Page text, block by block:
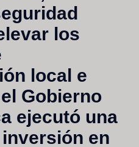
los
local e
Gobierno
ejecutó una
en